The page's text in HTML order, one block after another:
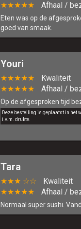
★★★★★
Afhaal /
Eten was op de
goed van smaak.
Youri
★★★★★
Kwaliteit
★★★★★
Afhaal /
Op de afgesproken tijd
Deze bestelling is geplaatst in het
i.v.m. drukte.
Tara
★★★ ☆☆
Kwaliteit
★★★★★
Afhaal /
Normaal super sushi.